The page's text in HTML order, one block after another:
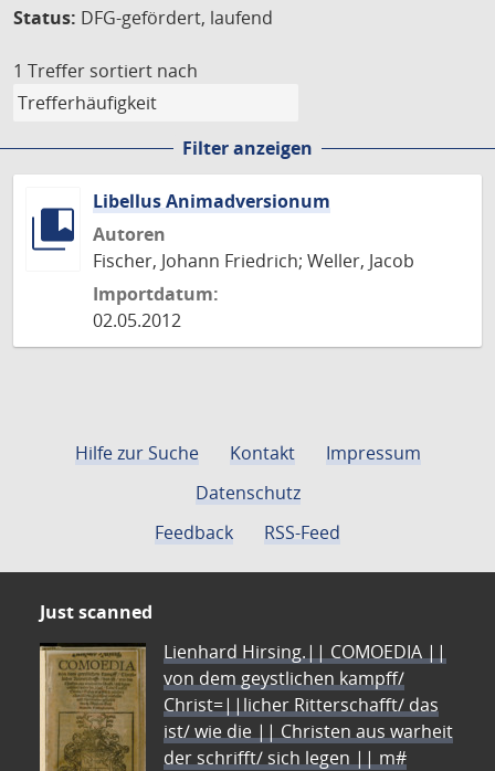
Status: DFG-gefördert, laufend
1 Treffer sortiert nach
Filter anzeigen
Libellus Animadversionum
Autoren
Fischer, Johann Friedrich; Weller, Jacob
Importdatum:
02.05.2012
Hilfe zur Suche Kontakt
Impressum
Datenschutz
Feedback
RSS-Feed
Just scanned
Lienhard Hirsing.|| COMOEDIA ||
von dem geystlichen kampff/
Christ=||licher Ritterschafft/ das
ist/ wie die || Christen aus warheit
der schrifft/ sich legen || m#